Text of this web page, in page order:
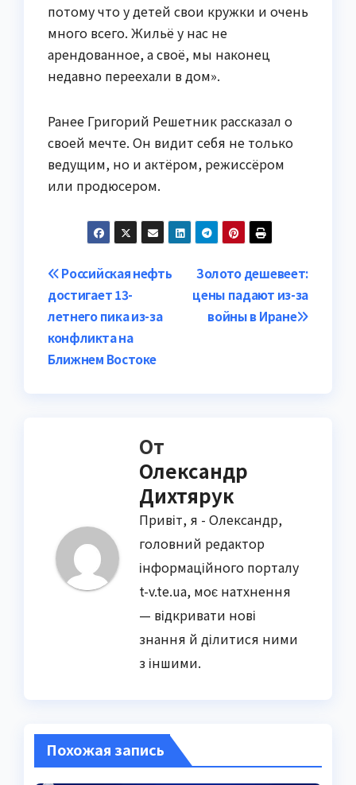
потому что у детей свои кружки и очень
много всего. Жильё у нас не
арендованное, а своё, мы наконец
недавно переехали в дом».
Ранее Григорий Решетник рассказал о
своей мечте. Он видит себя не только
ведущим, но и актёром, режиссёром
или продюсером.
Навигация
по
записям
Золото дешевеет:
цены падают из-за
войны в Иране
Российская нефть
достигает 13-
летнего пика из-за
конфликта на
Ближнем Востоке
От
Олександр
Дихтярук
Привіт, я - Олександр,
головний редактор
інформаційного порталу
t-v.te.ua, моє натхнення
— відкривати нові
знання й ділитися ними
з іншими.
Похожая запись